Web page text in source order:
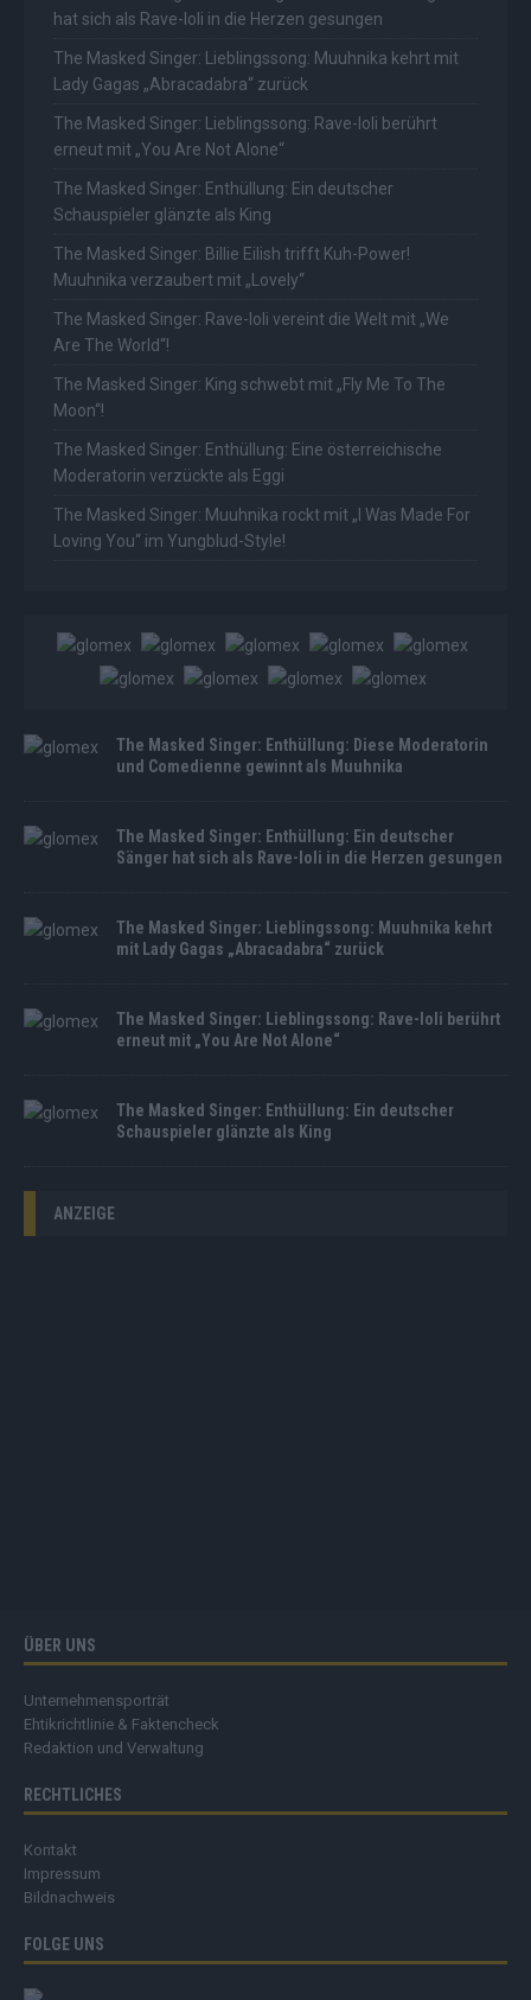
hat sich als Rave-Ioli in die Herzen gesungen
The Masked Singer: Lieblingssong: Muuhnika kehrt mit
Lady Gagas „Abracadabra“ zurück
The Masked Singer: Lieblingssong: Rave-Ioli berührt
erneut mit „You Are Not Alone“
The Masked Singer: Enthüllung: Ein deutscher
Schauspieler glänzte als King
The Masked Singer: Billie Eilish trifft Kuh-Power!
Muuhnika verzaubert mit „Lovely“
The Masked Singer: Rave-Ioli vereint die Welt mit „We
Are The World“!
The Masked Singer: King schwebt mit „Fly Me To The
Moon“!
The Masked Singer: Enthüllung: Eine österreichische
Moderatorin verzückte als Eggi
The Masked Singer: Muuhnika rockt mit „I Was Made For
Loving You“ im Yungblud-Style!
The Masked Singer: Enthüllung: Diese Moderatorin
und Comedienne gewinnt als Muuhnika
The Masked Singer: Enthüllung: Ein deutscher
Sänger hat sich als Rave-Ioli in die Herzen gesungen
The Masked Singer: Lieblingssong: Muuhnika kehrt
mit Lady Gagas „Abracadabra“ zurück
The Masked Singer: Lieblingssong: Rave-Ioli berührt
erneut mit „You Are Not Alone“
The Masked Singer: Enthüllung: Ein deutscher
Schauspieler glänzte als King
ANZEIGE
ÜBER UNS
Unternehmensporträt
Ehtikrichtlinie & Faktencheck
Redaktion und Verwaltung
RECHTLICHES
Kontakt
Impressum
Bildnachweis
FOLGE UNS